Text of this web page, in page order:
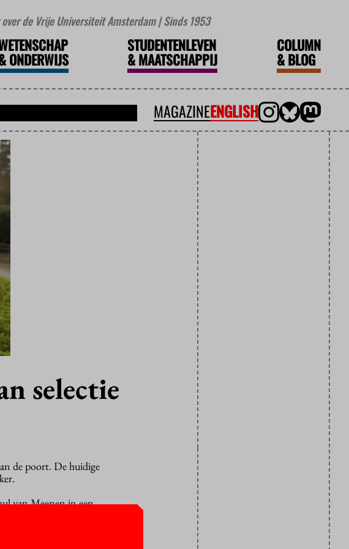
de Vrije Universiteit Amsterdam | Sinds 1953
ONDERWIJS
STUDENTENLEVEN
&MAATSCHAPPIJ
COLUMN
&BLOG
MAGAZINEENGLISH
selectie
de poort. De huidige
van Meenen in een
verschenen.
kunnen nagaan of